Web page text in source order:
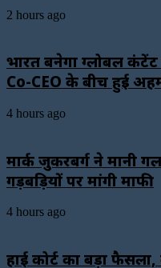
2 hours ago
भारत बनेगा ग्लोबल
Co-CEO के बीच हुई
4 hours ago
मार्क जुकरबर्ग ने मानी
गड़बड़ियों पर मांगी माफी
4 hours ago
हाई कोर्ट का बड़ा